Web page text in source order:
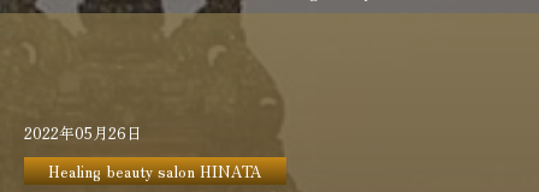
HINATAの特徴
2022年05月26日
Healing beauty salon HINATA